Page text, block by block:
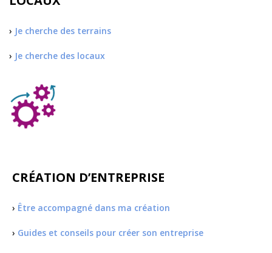
› Je cherche des terrains
› Je cherche des locaux
CRÉATION D’ENTREPRISE
› Être accompagné dans ma création
› Guides et conseils pour créer son entreprise